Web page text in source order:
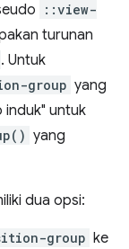
::view-
turunan
. Untuk
group yang
induk" untuk
yang
dua opsi:
group ke